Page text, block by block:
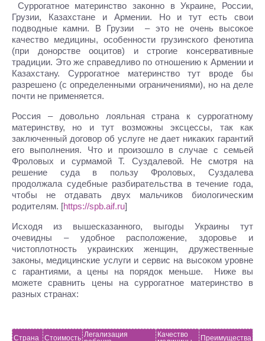
Суррогатное материнство законно в Украине, России,
Грузии, Казахстане и Армении. Но и тут есть свои
подводные камни. В Грузии – это не очень высокое
качество медицины, особенности грузинского фенотипа
(при донорстве ооцитов) и строгие консервативные
традиции. Это же справедливо по отношению к Армении и
Казахстану. Суррогатное материнство тут вроде бы
разрешено (с определенными ограничениями), но на деле
почти не применяется.
Россия – довольно лояльная страна к суррогатному
материнству, но и тут возможны эксцессы, так как
заключенный договор об услуге не дает никаких гарантий
его выполнения. Что и произошло в случае с семьей
Фроловых и сурмамой Т. Суздалевой. Не смотря на
решение суда в пользу Фроловых, Суздалева
продолжала судебные разбирательства в течение года,
чтобы не отдавать двух мальчиков биологическим
родителям. [https://spb.aif.ru]
Исходя из вышесказанного, выгоды Украины тут
очевидны – удобное расположение, здоровье и
чистоплотность украинских женщин, дружественные
законы, медицинские услуги и сервис на высоком уровне
с гарантиями, а цены на порядок меньше. Ниже вы
можете сравнить цены на суррогатное материнство в
разных странах:
Страна Стоимость Легализация
Качество
Преимущества